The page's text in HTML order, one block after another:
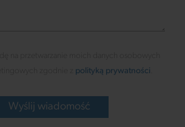
polityką prywatności
Wyślij wiadomość